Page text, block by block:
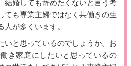
結婚しても辞めたくないと言う考
ても専業主婦ではなく共働きの生
人が多くいます。
いと思っているのでしょうか。お
き家庭にしたいと思っているの